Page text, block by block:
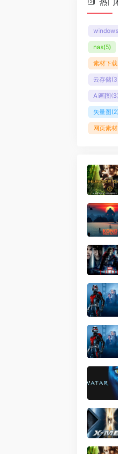
windows
nas(5)
素材下载
云存储
AI画图(3)
矢量图(2)
网页素材